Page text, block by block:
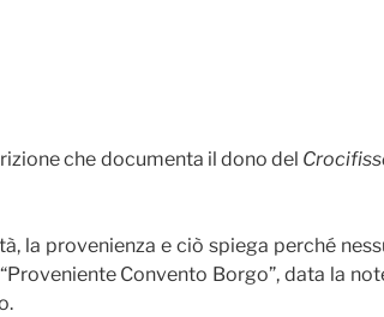
che documenta il dono del
la provenienza e ciò spiega perché
Convento Borgo”, data la